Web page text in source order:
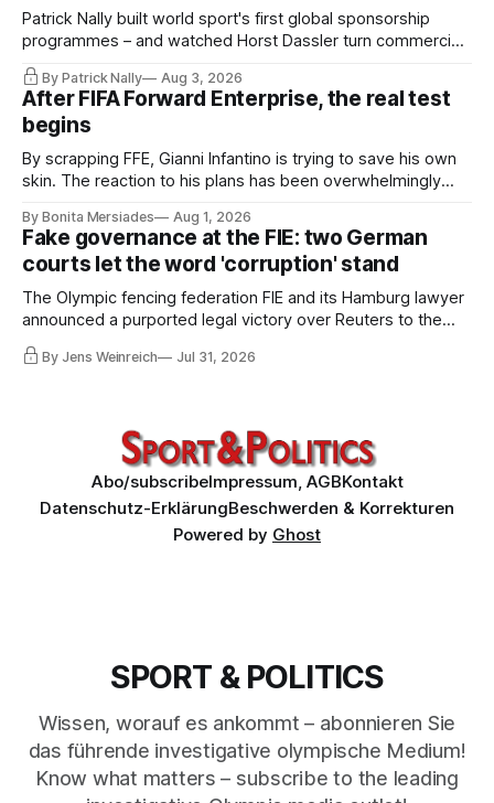
Patrick Nally built world sport's first global sponsorship
programmes – and watched Horst Dassler turn commercial
control into political power. He says the Infantino affair is not
a FIFA but a system problem; the IOC and most federations
sit inside the same architecture: presidential-style
fiefdoms.
By Patrick Nally Aug 3, 2026
After FIFA Forward Enterprise, the real test
begins
By scrapping FFE, Gianni Infantino is trying to save his own
skin. The reaction to his plans has been overwhelmingly
COO Kevin Lamour – has spectacularly turned his back on
him. Infantino must go, but that alone is not enough.
By Bonita Mersiades Aug 1, 2026
Fake governance at the FIE: two German
courts let the word 'corruption' stand
The Olympic fencing federation FIE and its Hamburg lawyer
announced a purported legal victory over Reuters to the
world. I obtained both court orders and read them against
that propaganda. Very little of what the federation and its
By Jens Weinreich Jul 31, 2026
Abo/subscribeImpressum, AGBKontakt
Datenschutz-ErklärungBeschwerden & Korrekturen
Powered by Ghost
SPORT & POLITICS
Wissen, worauf es ankommt – abonnieren Sie
das führende investigative olympische Medium!
Know what matters – subscribe to the leading